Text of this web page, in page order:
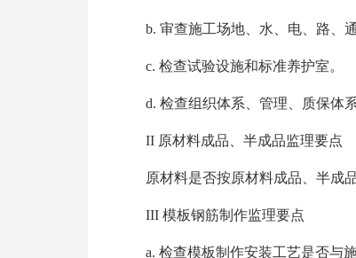
b. 审查施工场地、水、电、路、
c. 检查试验设施和标准养护室。
d. 检查组织体系、管理、质保体
II 原材料成品、半成品监理要点
原材料是否按原材料成品、半成
III 模板钢筋制作监理要点
a. 检查模板制作安装工艺是否与